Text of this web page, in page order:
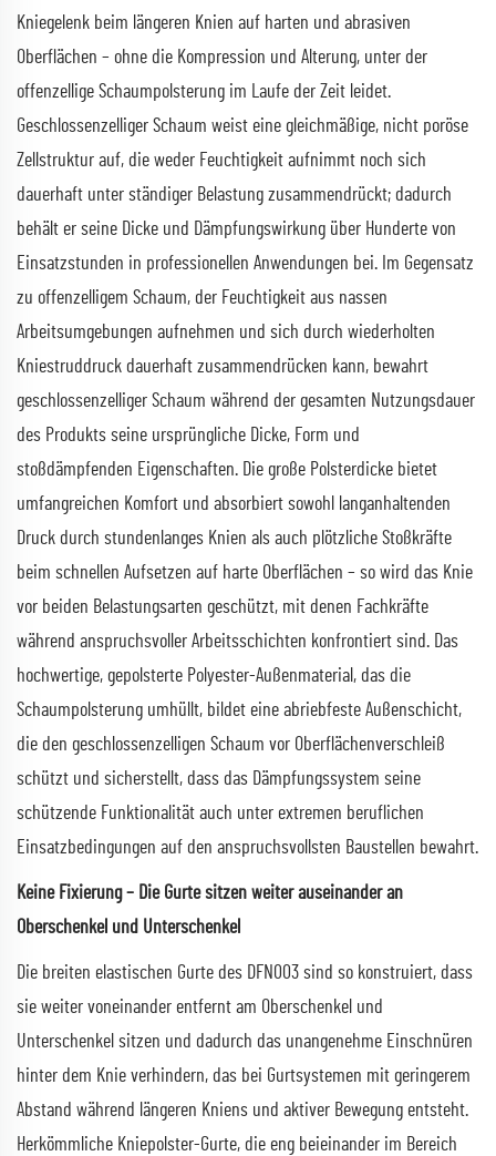
Kniegelenk beim längeren Knien auf harten und abrasiven
Oberflächen – ohne die Kompression und Alterung, unter der
offenzellige Schaumpolsterung im Laufe der Zeit leidet.
Geschlossenzelliger Schaum weist eine gleichmäßige, nicht poröse
Zellstruktur auf, die weder Feuchtigkeit aufnimmt noch sich
dauerhaft unter ständiger Belastung zusammendrückt; dadurch
behält er seine Dicke und Dämpfungswirkung über Hunderte von
Einsatzstunden in professionellen Anwendungen bei. Im Gegensatz
zu offenzelligem Schaum, der Feuchtigkeit aus nassen
Arbeitsumgebungen aufnehmen und sich durch wiederholten
Kniestruddruck dauerhaft zusammendrücken kann, bewahrt
geschlossenzelliger Schaum während der gesamten Nutzungsdauer
des Produkts seine ursprüngliche Dicke, Form und
stoßdämpfenden Eigenschaften. Die große Polsterdicke bietet
umfangreichen Komfort und absorbiert sowohl langanhaltenden
Druck durch stundenlanges Knien als auch plötzliche Stoßkräfte
beim schnellen Aufsetzen auf harte Oberflächen – so wird das Knie
vor beiden Belastungsarten geschützt, mit denen Fachkräfte
während anspruchsvoller Arbeitsschichten konfrontiert sind. Das
hochwertige, gepolsterte Polyester-Außenmaterial, das die
Schaumpolsterung umhüllt, bildet eine abriebfeste Außenschicht,
die den geschlossenzelligen Schaum vor Oberflächenverschleiß
schützt und sicherstellt, dass das Dämpfungssystem seine
schützende Funktionalität auch unter extremen beruflichen
Einsatzbedingungen auf den anspruchsvollsten Baustellen bewahrt.
Keine Fixierung – Die Gurte sitzen weiter auseinander an
Oberschenkel und Unterschenkel
Die breiten elastischen Gurte des DFN003 sind so konstruiert, dass
sie weiter voneinander entfernt am Oberschenkel und
Unterschenkel sitzen und dadurch das unangenehme Einschnüren
hinter dem Knie verhindern, das bei Gurtsystemen mit geringerem
Abstand während längeren Kniens und aktiver Bewegung entsteht.
Herkömmliche Kniepolster-Gurte, die eng beieinander im Bereich